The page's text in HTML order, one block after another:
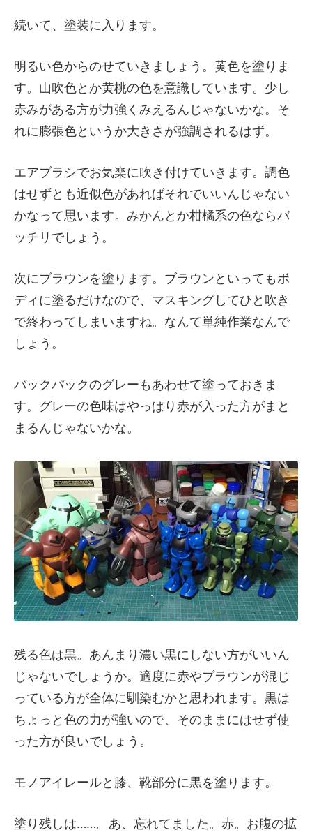
続いて、塗装に入ります。
明るい色からのせていきましょう。黄色を塗りま
す。山吹色とか黄桃の色を意識しています。少し
赤みがある方が力強くみえるんじゃないかな。そ
れに膨張色というか大きさが強調されるはず。
エアブラシでお気楽に吹き付けていきます。調色
はせずとも近似色があればそれでいいんじゃない
かなって思います。みかんとか柑橘系の色ならバ
ッチリでしょう。
次にブラウンを塗ります。ブラウンといってもボ
ディに塗るだけなので、マスキングしてひと吹き
で終わってしまいますね。なんて単純作業なんで
しょう。
バックパックのグレーもあわせて塗っておきま
す。グレーの色味はやっぱり赤が入った方がまと
まるんじゃないかな。
残る色は黒。あんまり濃い黒にしない方がいいん
じゃないでしょうか。適度に赤やブラウンが混じ
っている方が全体に馴染むかと思われます。黒は
ちょっと色の力が強いので、そのままにはせず使
った方が良いでしょう。
モノアイレールと膝、靴部分に黒を塗ります。
塗り残しは……。あ、忘れてました。赤。お腹の拡